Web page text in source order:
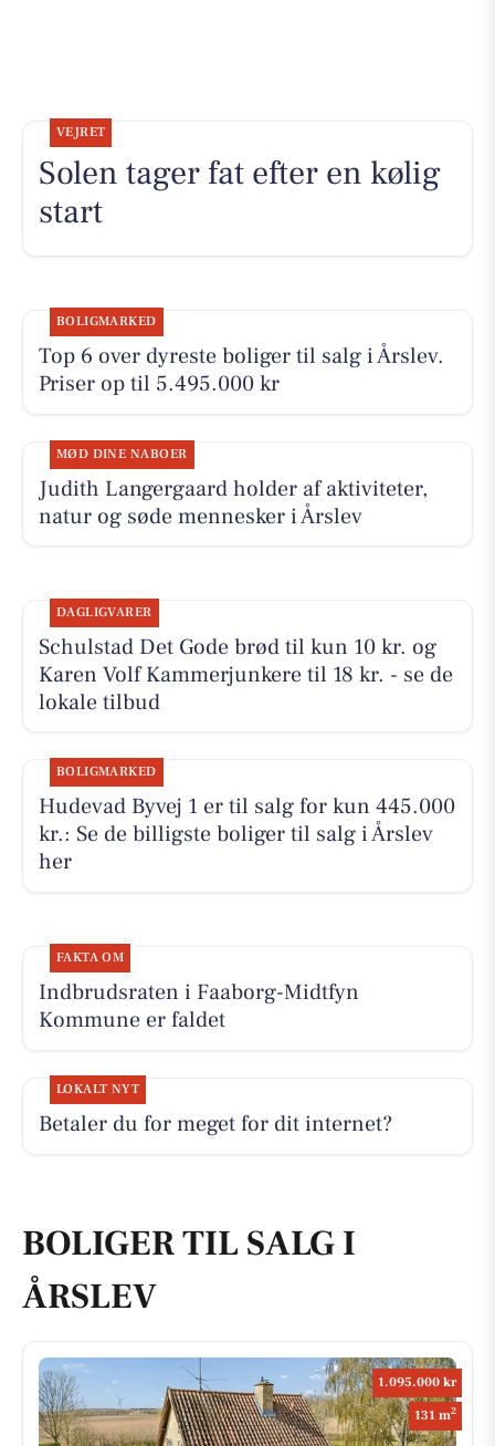
VEJRET
Solen tager fat efter en kølig
start
BOLIGMARKED
Top 6 over dyreste boliger til salg i Årslev.
Priser op til 5.495.000 kr
MØD DINE NABOER
Judith Langergaard holder af aktiviteter,
natur og søde mennesker i Årslev
DAGLIGVARER
Schulstad Det Gode brød til kun 10 kr. og
Karen Volf Kammerjunkere til 18 kr. - se de
lokale tilbud
BOLIGMARKED
Hudevad Byvej 1 er til salg for kun 445.000
kr.: Se de billigste boliger til salg i Årslev
her
FAKTA OM
Indbrudsraten i Faaborg-Midtfyn
Kommune er faldet
LOKALT NYT
Betaler du for meget for dit internet?
BOLIGER TIL SALG I
ÅRSLEV
1.095.000 kr
131 m2